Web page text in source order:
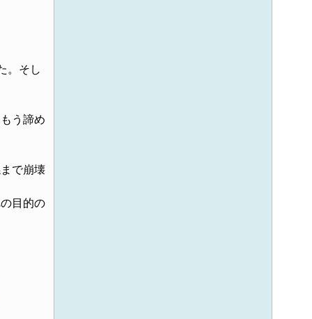
。そし
う諦め
で崩壊
目的の